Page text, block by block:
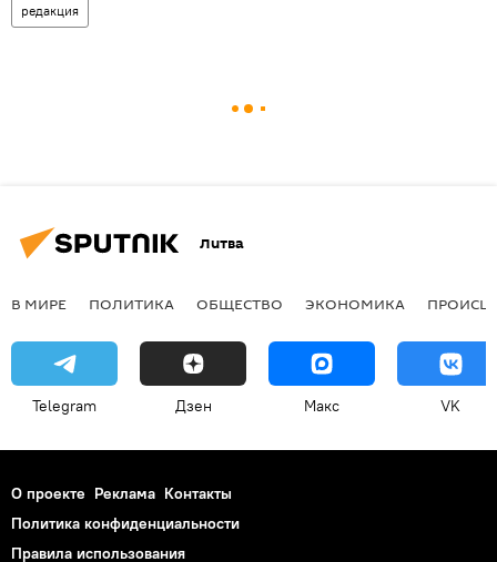
редакция
Литва
В МИРЕ ПОЛИТИКА ОБЩЕСТВО ЭКОНОМИКА
Telegram Дзен Макс VK
О проекте Реклама Контакты
Политика конфиденциальности
Правила использования